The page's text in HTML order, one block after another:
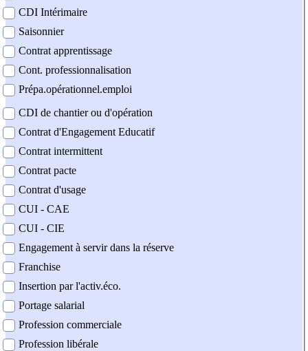
CDI Intérimaire
Saisonnier
Contrat apprentissage
Cont. professionnalisation
Prépa.opérationnel.emploi
CDI de chantier ou d'opération
Contrat d'Engagement Educatif
Contrat intermittent
Contrat pacte
Contrat d'usage
CUI - CAE
CUI - CIE
Engagement à servir dans la réserve
Franchise
Insertion par l'activ.éco.
Portage salarial
Profession commerciale
Profession libérale